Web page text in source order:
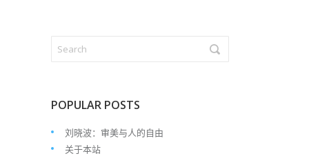
POPULAR POSTS
刘晓波：审美与人的自由
关于本站